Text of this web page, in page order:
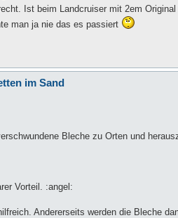
Ist beim Landcruiser mit 2em
man ja nie das es passiert
im Sand
Bleche zu Orten und
Vorteil. :angel:
Andererseits werden die Bleche